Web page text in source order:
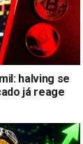
halving se
já reage